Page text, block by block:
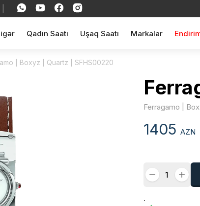
Qadın Saatı Uşaq Saatı Markalar
| Boxyz | Quartz | SFHS00220
Ferragamo |
1405 AZN
.